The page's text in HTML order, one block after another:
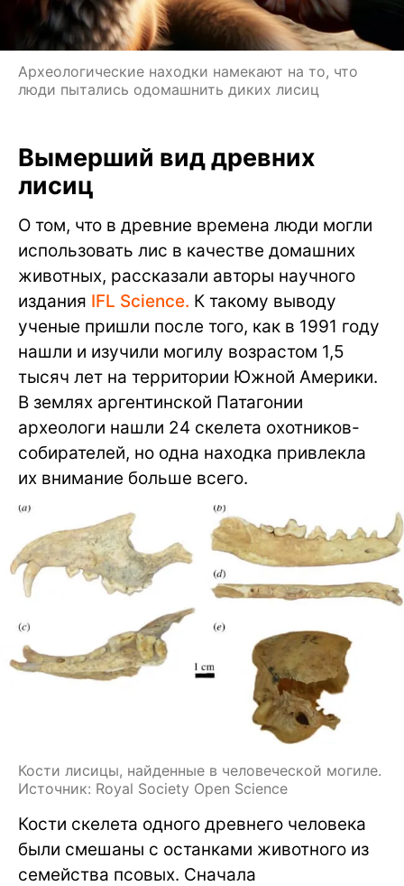
Археологические находки намекают на то, что
люди пытались одомашнить диких лисиц
Вымерший вид древних
лисиц
О том, что в древние времена люди могли
использовать лис в качестве домашних
животных, рассказали авторы научного
издания IFL Science. К такому выводу
ученые пришли после того, как в 1991 году
нашли и изучили могилу возрастом 1,5
тысяч лет на территории Южной Америки.
В землях аргентинской Патагонии
археологи нашли 24 скелета охотников-
собирателей, но одна находка привлекла
их внимание больше всего.
Кости лисицы, найденные в человеческой могиле.
Источник: Royal Society Open Science
Кости скелета одного древнего человека
были смешаны с останками животного из
семейства псовых. Сначала